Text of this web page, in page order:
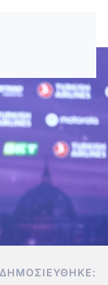
ΔΗΜΟΣΙΕΎΘΗΚΕ: